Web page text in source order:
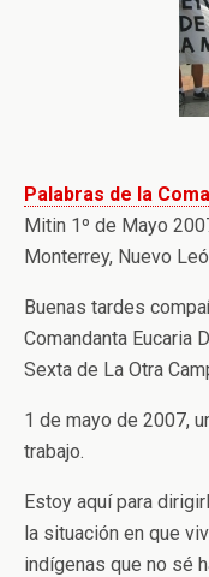
Palabras de la
Mitin 1º de Mayo
Monterrey, Nuevo
Buenas tardes
Comandanta Eucaria
Sexta de La Otra
1 de mayo de 2007,
trabajo.
Estoy aquí para
la situación en que
indígenas que no sé